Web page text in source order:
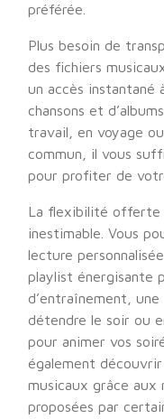
préférée.
Plus besoin de
des fichiers
un accès instantané
chansons et
travail, en voyage
commun, il vous
pour profiter de
La flexibilité offerte
inestimable. Vous
lecture
playlist énergisante
d’entraînement,
détendre le soir ou
pour animer vos
également
musicaux grâce aux
proposées par